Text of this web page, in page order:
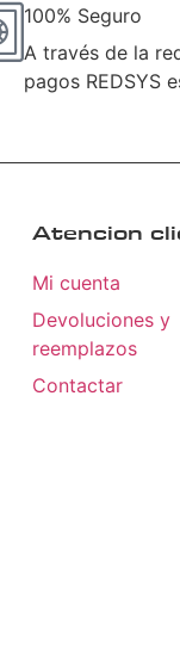
100% Seguro
A través de la
pagos REDSYS
Atencion
Mi cuenta
Devoluciones y
reemplazos
Contactar